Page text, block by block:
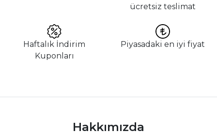
ücretsiz teslimat
Haftalık İndirim
Kuponları
Piyasadaki en iyi fiyat
Hakkımızda